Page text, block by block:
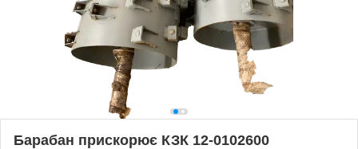
Барабан прискорює КЗК 12-0102600